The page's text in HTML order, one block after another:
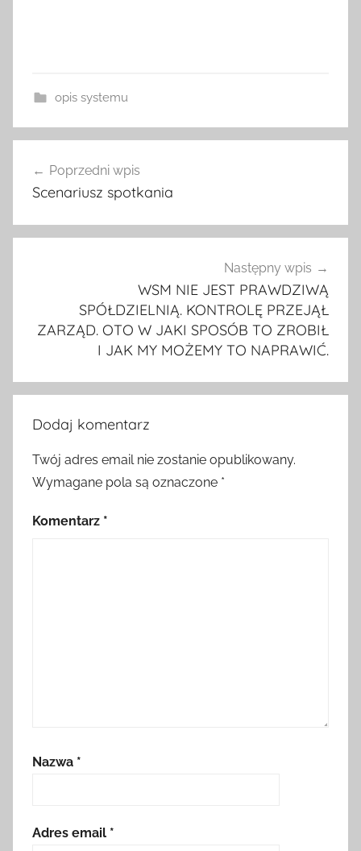
opis systemu
wpisu
Poprzedni wpis
Scenariusz spotkania
Następny wpis
WSM NIE JEST PRAWDZIWĄ
SPÓŁDZIELNIĄ. KONTROLĘ PRZEJĄŁ
ZARZĄD. OTO W JAKI SPOSÓB TO ZROBIŁ
I JAK MY MOŻEMY TO NAPRAWIĆ.
Dodaj komentarz
Twój adres email nie zostanie opublikowany.
Wymagane pola są oznaczone *
Komentarz *
Nazwa *
Adres email *